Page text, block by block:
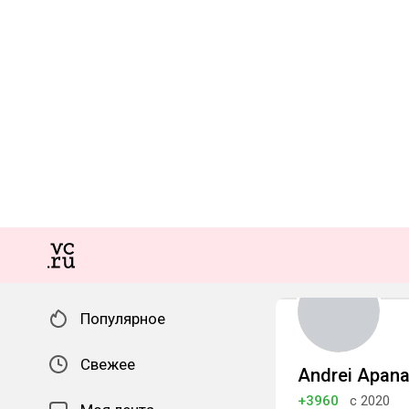
Популярное
Свежее Andrei
+3960 с 2020